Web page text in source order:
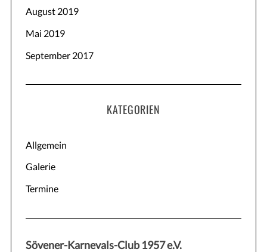
August 2019
Mai 2019
September 2017
KATEGORIEN
Allgemein
Galerie
Termine
Sövener-Karnevals-Club 1957 e.V.